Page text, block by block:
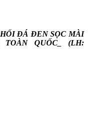
ĐÁ ĐEN SỌC MÀI
QUỐC_ (LH: